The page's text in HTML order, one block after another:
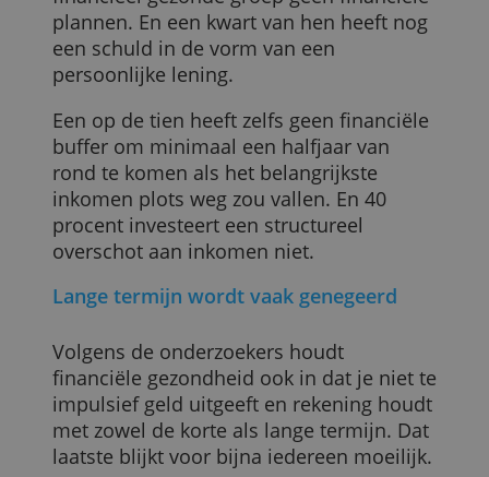
Dat is dus voor 27 procent van de
huishoudens het geval. Maar dat
betekent nog niet dat zij alles voor elkaar
hebben.
Geen buffer die groot genoeg is
Zo maakt bijna een op de drie van deze
financieel gezonde groep geen financiële
plannen. En een kwart van hen heeft nog
persoonlijke lening.
Een op de tien heeft zelfs geen financiële
buffer om minimaal een halfjaar van
rond te komen als het belangrijkste